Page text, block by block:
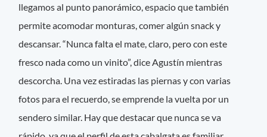
llegamos al punto panorámico, espacio que también
permite acomodar monturas, comer algún snack y
descansar. “Nunca falta el mate, claro, pero con este
fresco nada como un vinito”, dice Agustín mientras
descorcha. Una vez estiradas las piernas y con varias
fotos para el recuerdo, se emprende la vuelta por un
sendero similar. Hay que destacar que nunca se va